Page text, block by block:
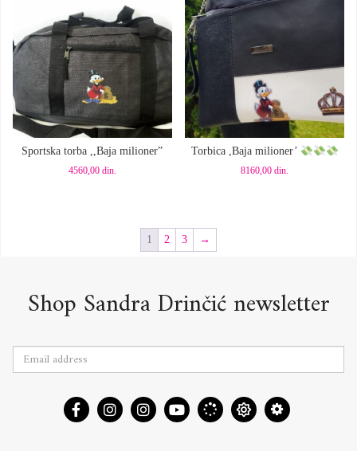
Dodaj u korpu
Sportska torba ,,Baja milioner”
4560,00 din.
Dodaj u korpu
Torbica ,Baja milioner’
8160,00din.
1 2 3 →
Shop Sandra Drinčić newsletter